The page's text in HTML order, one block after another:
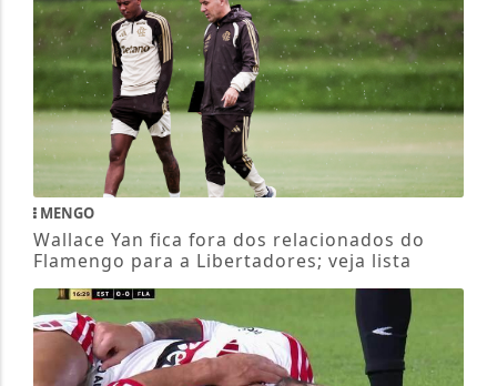
MENGO
Wallace Yan fica fora dos relacionados do
Flamengo para a Libertadores; veja lista